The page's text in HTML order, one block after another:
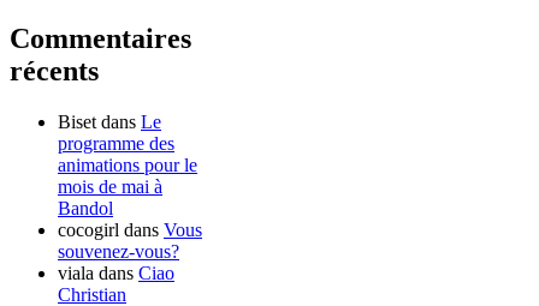
Commentaires
récents
Biset dans Le
programme des
animations pour le
mois de mai à
Bandol
cocogirl dans Vous
souvenez-vous?
viala dans Ciao
Christian